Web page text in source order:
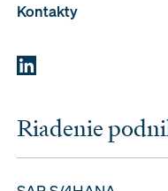
Kontakty
Riadenie